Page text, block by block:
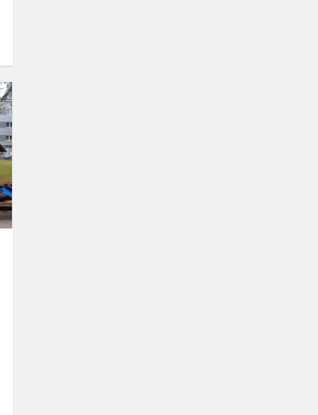
Progimnazijos
kieme
atsirado
naujų
treniruoklių